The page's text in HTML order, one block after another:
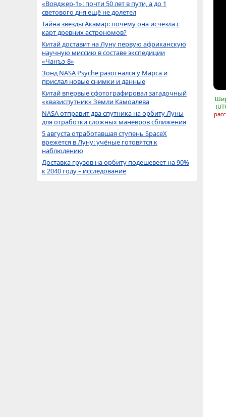
«Вояджер-1»: почти 50 лет в пути, а до 1
светового дня ещё не долетел
Тайна звезды Акамар: почему она исчезла с
карт древних астрономов?
Китай доставит на Луну первую африканскую
научную миссию в составе экспедиции
«Чанъэ-8»
Зонд NASA Psyche разогнался у Марса и
прислал новые снимки и данные
Китай впервые сфотографировал загадочный
«квазиспутник» Земли Камоалева
NASA отправит два спутника на орбиту Луны
для отработки сложных маневров сближения
5 августа отработавшая ступень SpaceX
врежется в Луну: учёные готовятся к
наблюдению
Доставка грузов на орбиту подешевеет на 90%
к 2040 году – исследование